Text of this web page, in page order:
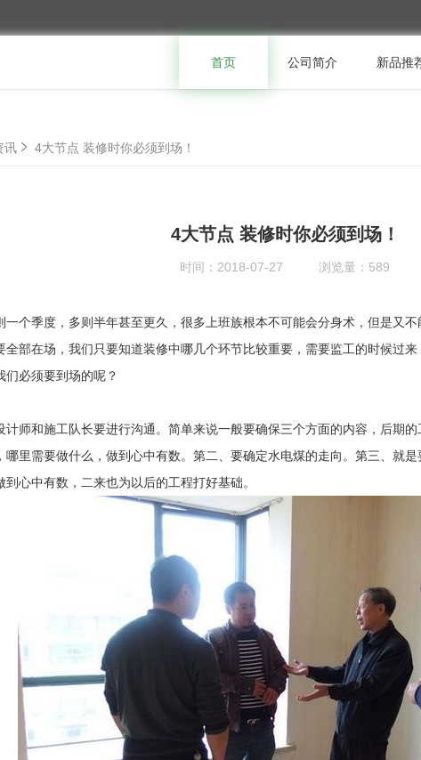
首页 公司简介 新品推
讯 4大节点 装修时你必须到场！
4大节点 装修时你必须到场！
时间： 2018-07-27 浏览量： 589
一个季度，多则半年甚至更久，很多上班族根本不可能会分身术，但是又
全部在场，我们只要知道装修中哪几个环节比较重要，需要监工的时候过
们必须要到场的呢？
师和施工队长要进行沟通。简单来说一般要确保三个方面的内容，后期
哪里需要做什么，做到心中有数。第二、要确定水电煤的走向。第三、就
心中有数，二来也为以后的工程打好基础。